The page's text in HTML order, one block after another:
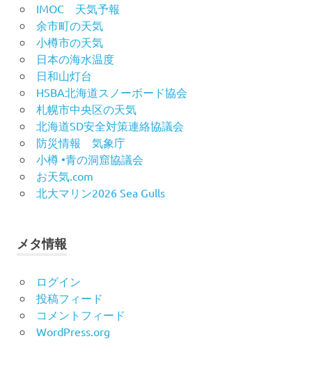
IMOC 天気予報
余市町の天気
小樽市の天気
日本の海水温度
日和山灯台
HSBA北海道スノーボード協会
札幌市中央区の天気
北海道SD安全対策連絡協議会
防災情報 気象庁
小樽 •青の洞窟協議会
お天気.com
北大マリン2026 Sea Gulls
メタ情報
ログイン
投稿フィード
コメントフィード
WordPress.org